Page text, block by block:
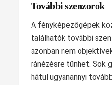
További szenzorok
A fényképezőgépek
találhatók további
azonban nem
ránézésre tűnhet. Sok
hátul ugyanannyi